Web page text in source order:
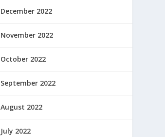
December 2022
November 2022
October 2022
September 2022
August 2022
July 2022